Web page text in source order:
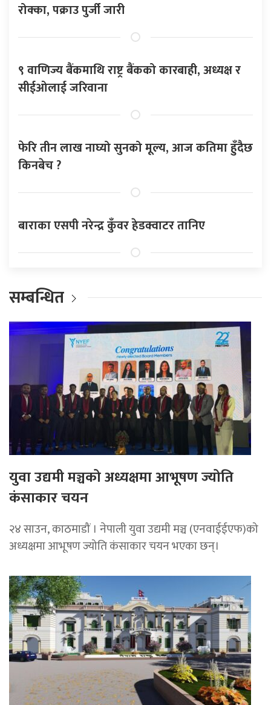
रोक्का, पक्राउ पुर्जी जारी
९ वाणिज्य बैंकमाथि राष्ट्र बैंकको कारबाही, अध्यक्ष र
सीईओलाई जरिवाना
फेरि तीन लाख नाघ्यो सुनको मूल्य, आज कतिमा हुँदैछ
किनबेच ?
बाराका एसपी नरेन्द्र कुँवर हेडक्वाटर तानिए
सम्बन्धित
युवा उद्यमी मञ्चको अध्यक्षमा आभूषण ज्योति
कंसाकार चयन
२४ साउन, काठमाडौं । नेपाली युवा उद्यमी मञ्च (एनवाईईएफ)को
अध्यक्षमा आभूषण ज्योति कंसाकार चयन भएका छन्।